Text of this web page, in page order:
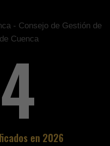
- Consejo de Gestión de
Cuenca
en 2026